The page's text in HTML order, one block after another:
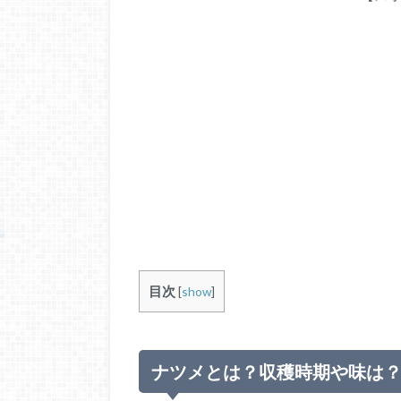
目次 [show]
ナツメとは？収穫時期や味は？